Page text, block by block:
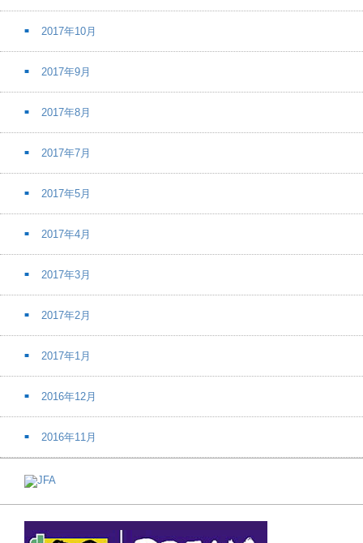
2017年10月
2017年9月
2017年8月
2017年7月
2017年5月
2017年4月
2017年3月
2017年2月
2017年1月
2016年12月
2016年11月